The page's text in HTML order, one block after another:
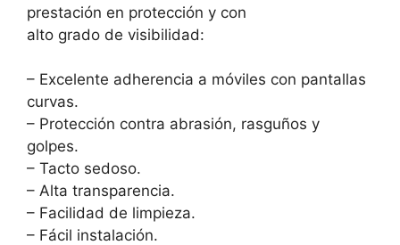
prestación en protección y con
alto grado de visibilidad:
– Excelente adherencia a móviles con pantallas
curvas.
– Protección contra abrasión, rasguños y
golpes.
– Tacto sedoso.
– Alta transparencia.
– Facilidad de limpieza.
– Fácil instalación.